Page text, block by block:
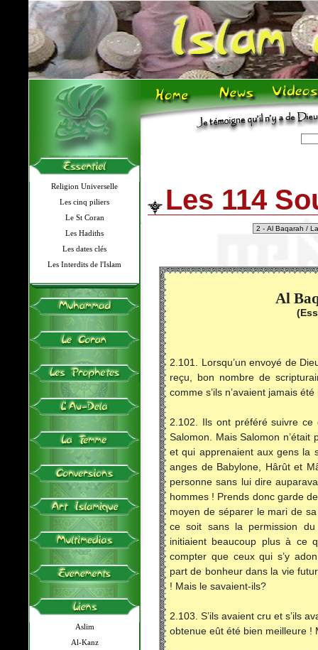
Religion Universelle
Les cinq piliers
Le St Coran
Les Hadiths
Les dates clés
Les Interdits de l'Islam
Aslim
Al-Kanz
Les 114
Al
2.101. Lorsqu’un envoyé de
reçu, bon nombre de
comme s’ils n’avaient jamais
2.102. Ils ont préféré suivre
Salomon. Mais Salomon n’était
et qui apprenaient aux gens la
anges de Babylone, Hârût et
personne sans lui dire
hommes ! Prends donc garde
moyen de séparer le mari de
ce soit sans la permission du
initiaient beaucoup plus à ce
compter que ceux qui s’y
part de bonheur dans la vie
! Mais le savaient-ils?
2.103. S’ils avaient cru et s’ils
obtenue eût été bien meilleure !